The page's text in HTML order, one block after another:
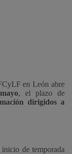
en León abre
, el plazo de
dirigidos a
de temporada